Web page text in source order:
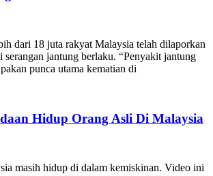
dari 18 juta rakyat Malaysia telah dilaporkan
serangan jantung berlaku. “Penyakit jantung
punca utama kematian di
Hidup Orang Asli Di Malaysia
masih hidup di dalam kemiskinan. Video ini